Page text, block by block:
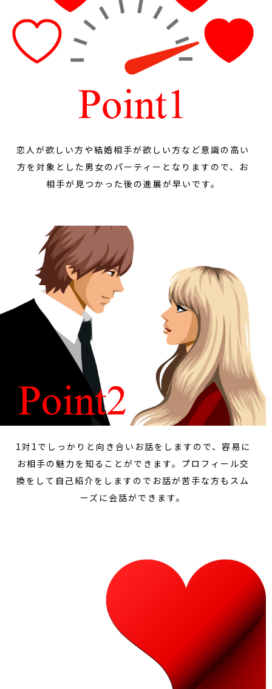
恋人が欲しい方や結婚相手が欲しい方など意識の高い
方を対象とした男女のパーティーとなりますので、お
相手が見つかった後の進展が早いです。
1対1でしっかりと向き合いお話をしますので、容易に
お相手の魅力を知ることができます。プロフィール交
換をして自己紹介をしますのでお話が苦手な方もスム
ーズに会話ができます。